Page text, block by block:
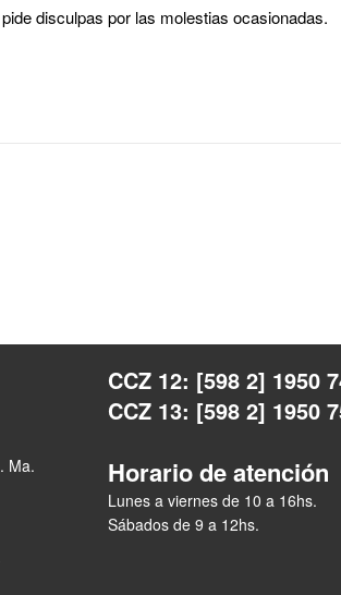
disculpas por las molestias ocasionadas.
Ma.
CCZ 12: [598 2] 1950
CCZ 13: [598 2] 1950
Horario de atención
Lunes a viernes de 10 a 16hs.
Sábados de 9 a 12hs.